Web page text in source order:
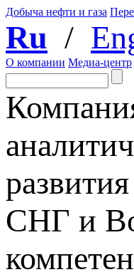
Добыча нефти и газа
Ru /
О компании Медиа-центр
СНГ и